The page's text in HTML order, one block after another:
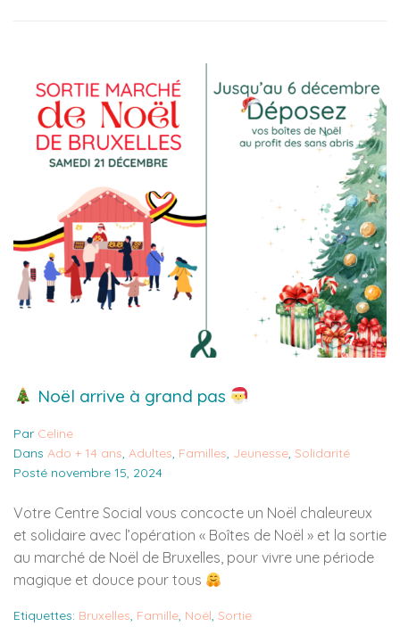
Noël arrive à grand pas
Par Celine
Dans Ado + 14 ans, Adultes, Familles, Jeunesse, Solidarité
Posté novembre 15, 2024
Votre Centre Social vous concocte un Noël chaleureux
et solidaire avec l’opération « Boîtes de Noël » et la sortie
au marché de Noël de Bruxelles, pour vivre une période
magique et douce pour tous
Etiquettes: Bruxelles, Famille, Noël, Sortie